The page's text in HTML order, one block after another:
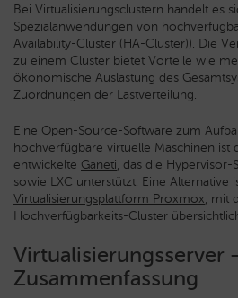
Bei Virtualisierungsclustern handelt es
Spezialanwendungen von
Availability-Cluster (HA-Cluster)). Die
zu einem Cluster bietet Vorteile wie
ökonomische Auslastung des
Zuordnungen der Lastverteilung.
Eine Open-Source-Software zum
hochverfügbare virtuelle Maschinen ist
entwickelte Ganeti, das die Hypervisor-
sowie LXC unterstützt. Eine Alternative
Virtualisierungsplattform Proxmox, mit
Hochverfügbarkeits-Cluster
Virtualisierungsserver
Zusammenfassung